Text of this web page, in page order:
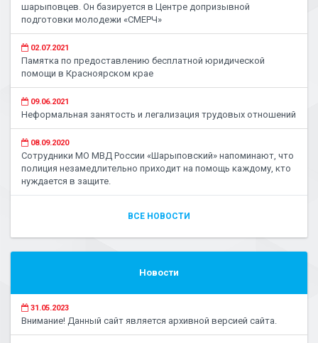
шарыповцев. Он базируется в Центре допризывной
подготовки молодежи «СМЕРЧ»
02.07.2021
Памятка по предоставлению бесплатной юридической
помощи в Красноярском крае
09.06.2021
Неформальная занятость и легализация трудовых отношений
08.09.2020
Сотрудники МО МВД России «Шарыповский» напоминают, что
полиция незамедлительно приходит на помощь каждому, кто
нуждается в защите.
ВСЕ НОВОСТИ
Новости
31.05.2023
Внимание! Данный сайт является архивной версией сайта.